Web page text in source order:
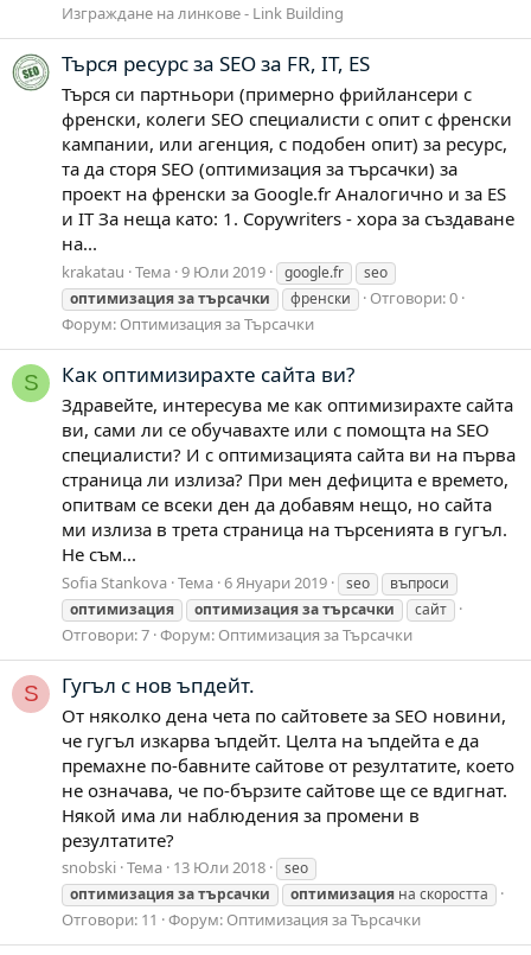
Изграждане на линкове - Link Building
Търся ресурс за SEO за FR, IT, ES
Търся си партньори (примерно фрийлансери с
френски, колеги SEO специалисти с опит с френски
кампании, или агенция, с подобен опит) за ресурс,
та да сторя SEO (оптимизация за търсачки) за
проект на френски за Google.fr Аналогично и за ES
и IT За неща като: 1. Copywriters - хора за създаване
на...
krakatau Тема 9 Юли 2019 google.fr
seo
оптимизациязатърсачки френски
Отговори: 0
Форум: Оптимизация за Търсачки
S Как оптимизирахте сайта ви?
Здравейте, интересува ме как оптимизирахте сайта
ви, сами ли се обучавахте или с помощта на SEO
специалисти? И с оптимизацията сайта ви на първа
страница ли излиза? При мен дефицита е времето,
опитвам се всеки ден да добавям нещо, но сайта
ми излиза в трета страница на търсенията в гугъл.
Не съм...
Sofia Stankova Тема 6 Януари 2019 seo
въпроси
оптимизация
оптимизациязатърсачки сайт
Отговори: 7 Форум: Оптимизация за Търсачки
S Гугъл с нов ъпдейт.
От няколко дена чета по сайтовете за SEO новини,
че гугъл изкарва ъпдейт. Целта на ъпдейта е да
премахне по-бавните сайтове от резултатите, което
не означава, че по-бързите сайтове ще се вдигнат.
Някой има ли наблюдения за промени в
резултатите?
snobski Тема 13 Юли 2018
seo
оптимизациязатърсачки оптимизация на скоростта
Отговори: 11 Форум: Оптимизация за Търсачки